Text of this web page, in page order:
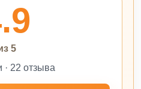
5
· 22 отзыва